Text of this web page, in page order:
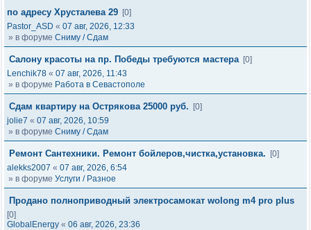
по адресу Хрусталева 29 [0]
Pastor_ASD « 07 авг, 2026, 12:33
» в форуме Сниму / Сдам
Салону красоты на пр. Победы требуются мастера [0]
Lenchik78 « 07 авг, 2026, 11:43
» в форуме Работа в Севастополе
Сдам квартиру на Острякова 25000 руб.
[0]
jolie7 « 07 авг, 2026, 10:59
» в форуме Сниму / Сдам
Ремонт Сантехники. Ремонт бойлеров,чистка,установка.
[0]
alekks2007 « 07 авг, 2026, 6:54
» в форуме Услуги / Разное
Продано полноприводный электросамокат wolong m4 pro plus
[0]
GlobalEnergy « 06 авг, 2026, 23:36